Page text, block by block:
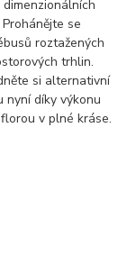
se
roztažených
trhlin.
si alternativní
nyní díky výkonu
v plné kráse.